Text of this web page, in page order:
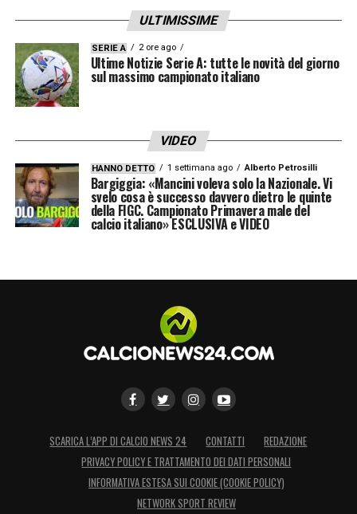
massima competizione europea a discapito
Reds, il derby di mercato
potrebbe accendersi in modo clamoroso.
LA PLAYLIST DELLE NOSTRE TOP NEWS
ULTIMISSIME
SERIE A 2 ore ago
Ultime Notizie Serie A: tutte le novità del giorno
sul massimo campionato italiano
VIDEO
HANNO DETTO 1 settimana ago Alberto Petrosilli
Bargiggia: «Mancini voleva solo la Nazionale. Vi
svelo cosa è successo davvero dietro le quinte
della FIGC. Campionato Primavera male del
calcio italiano» ESCLUSIVA e VIDEO
SCARICA L’APP DI CALCIO NEWS 24 CONTATTI
REDAZIONE
PRIVACY POLICY E TRATTAMENTO DEI DATI PERSONALI
INFORMATIVA ESTESA SUI COOKIE (COOKIE POLICY)
NETWORK SPORT REVIEW